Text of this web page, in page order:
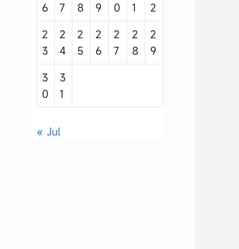
6
7
8
9
0
1
2
2
3
2
4
2
5
2
6
2
7
2
8
2
9
3
0
3
1
« Jul